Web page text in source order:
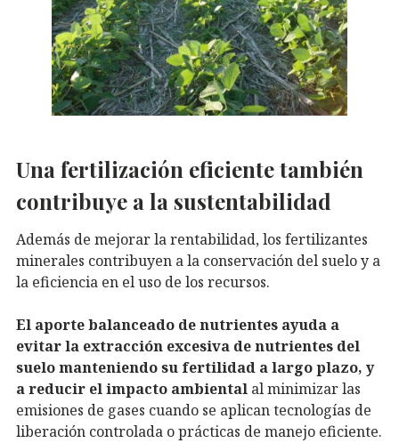
Una fertilización eficiente también
contribuye a la sustentabilidad
Además de mejorar la rentabilidad, los fertilizantes
minerales contribuyen a la conservación del suelo y a
la eficiencia en el uso de los recursos.
El aporte balanceado de nutrientes ayuda a
evitar la extracción excesiva de nutrientes del
suelo manteniendo su fertilidad a largo plazo, y
a reducir el impacto ambiental al minimizar las
emisiones de gases cuando se aplican tecnologías de
liberación controlada o prácticas de manejo eficiente.